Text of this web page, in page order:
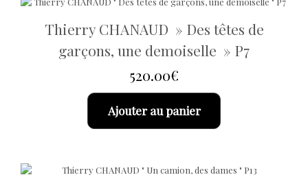
Thierry CHANAUD » Des têtes de
garçons, une demoiselle » P7
520.00€
Ajouter au panier